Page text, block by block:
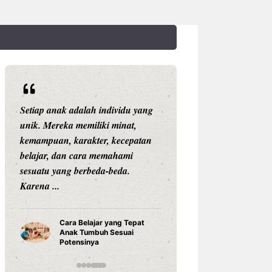
Setiap anak adalah individu yang
unik. Mereka memiliki minat,
kemampuan, karakter, kecepatan
belajar, dan cara memahami
sesuatu yang berbeda-beda.
Karena ...
Cara Belajar yang Tepat
Anak Tumbuh Sesuai
Potensinya